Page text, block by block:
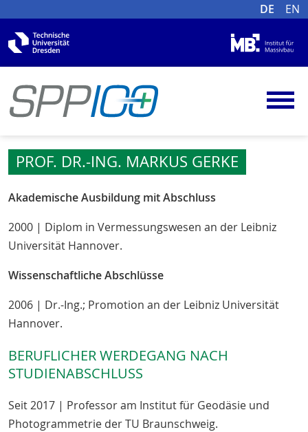
DE EN
PROF. DR.-ING. MARKUS GERKE
Akademische Ausbildung mit Abschluss
2000 | Diplom in Vermessungswesen an der Leibniz
Universität Hannover.
Wissenschaftliche Abschlüsse
2006 | Dr.-Ing.; Promotion an der Leibniz Universität
Hannover.
BERUFLICHER WERDEGANG NACH
STUDIENABSCHLUSS
Seit 2017 | Professor am Institut für Geodäsie und
Photogrammetrie der TU Braunschweig.